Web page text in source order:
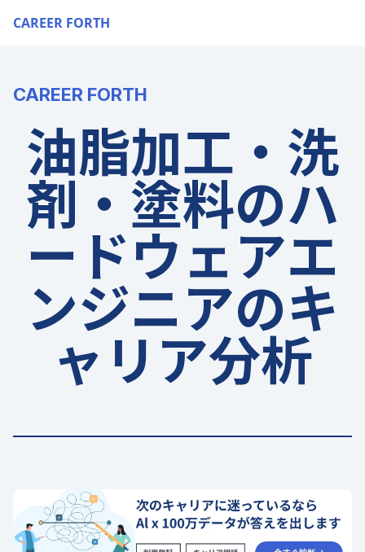
CAREER FORTH
CAREER FORTH
油脂加工・洗
剤・塗料のハ
ードウェアエ
ンジニアのキ
ャリア分析